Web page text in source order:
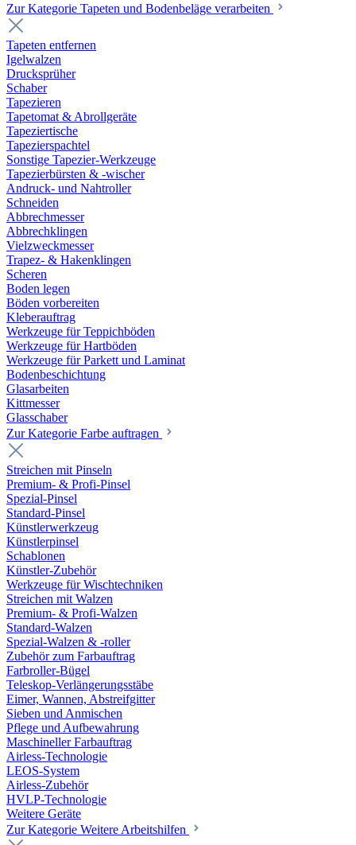
Zur Kategorie Tapeten und Bodenbeläge verarbeiten
Tapeten entfernen
Igelwalzen
Drucksprüher
Schaber
Tapezieren
Tapetomat & Abrollgeräte
Tapeziertische
Tapezierspachtel
Sonstige Tapezier-Werkzeuge
Tapezierbürsten & -wischer
Andruck- und Nahtroller
Schneiden
Abbrechmesser
Abbrechklingen
Vielzweckmesser
Trapez- & Hakenklingen
Scheren
Boden legen
Böden vorbereiten
Kleberauftrag
Werkzeuge für Teppichböden
Werkzeuge für Hartböden
Werkzeuge für Parkett und Laminat
Bodenbeschichtung
Glasarbeiten
Kittmesser
Glasschaber
Zur Kategorie Farbe auftragen
Streichen mit Pinseln
Premium- & Profi-Pinsel
Spezial-Pinsel
Standard-Pinsel
Künstlerwerkzeug
Künstlerpinsel
Schablonen
Künstler-Zubehör
Werkzeuge für Wischtechniken
Streichen mit Walzen
Premium- & Profi-Walzen
Standard-Walzen
Spezial-Walzen & -roller
Zubehör zum Farbauftrag
Farbroller-Bügel
Teleskop-Verlängerungsstäbe
Eimer, Wannen, Abstreifgitter
Sieben und Anmischen
Pflege und Aufbewahrung
Maschineller Farbauftrag
Airless-Technologie
LEOS-System
Airless-Zubehör
HVLP-Technologie
Weitere Geräte
Zur Kategorie Weitere Arbeitshilfen